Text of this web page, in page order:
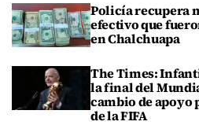
Policía recupera
efectivo que
en Chalchuapa
The Times:
la final del
cambio de apoyo
de la FIFA